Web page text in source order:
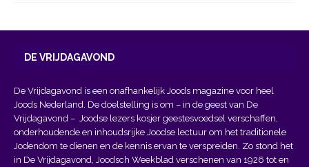
DE VRIJDAGAVOND
De Vrijdagavond is een onafhankelijk Joods magazine voor heel
Joods Nederland. De doelstelling is om – in de geest van De
Vrijdagavond – Joodse lezers kosjer geestesvoedsel verschaffen,
onderhoudende en inhoudsrijke Joodse lectuur om het traditionele
Jodendom te dienen en de kennis ervan te verspreiden. Zo stond het
in De Vrijdagavond, Joodsch Weekblad verschenen van 1926 tot en